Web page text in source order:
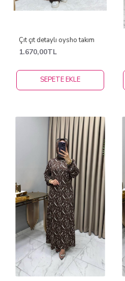
Çıt çıt detaylı oysho takım
1.670,00TL
SEPETE EKLE